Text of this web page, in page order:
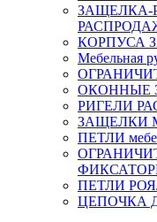
ЗАЩЕЛКА-
КОРПУСА
Мебельная
ОКОННЫЕ
РИГЕЛИ
ЗАЩЕЛКИ
ПЕТЛИ
ПЕТЛИ
ЦЕПОЧКА